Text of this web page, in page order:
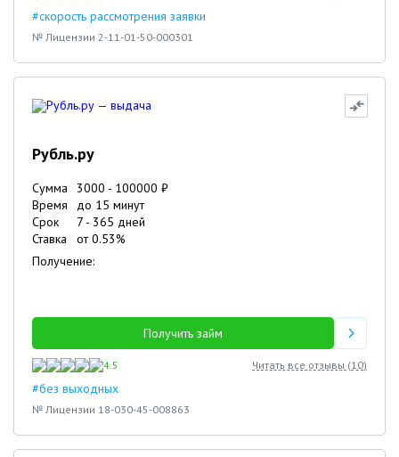
#скорость рассмотрения заявки
№ Лицензии 2-11-01-50-000301
Рубль.ру
Сумма 3000 - 100000 ₽
Время
до 15 минут
Срок
7 - 365 дней
Ставка
от0.53%
Получение:
Получить займ
4.5 Читать все отзывы (10)
#без выходных
№ Лицензии 18-030-45-008863